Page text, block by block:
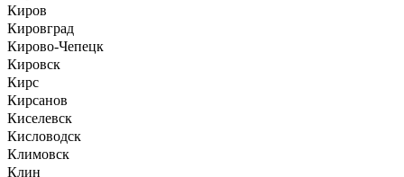
Киров
Кировград
Кирово-Чепецк
Кировск
Кирс
Кирсанов
Киселевск
Кисловодск
Климовск
Клин